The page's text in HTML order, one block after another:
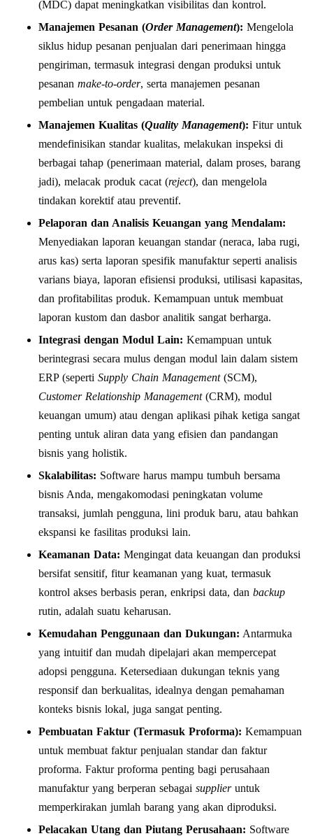
(MDC) dapat meningkatkan visibilitas dan kontrol.
Manajemen Pesanan (Order Management): Mengelola
siklus hidup pesanan penjualan dari penerimaan hingga
pengiriman, termasuk integrasi dengan produksi untuk
pesanan make-to-order, serta manajemen pesanan
pembelian untuk pengadaan material.
Manajemen Kualitas (Quality Management): Fitur untuk
mendefinisikan standar kualitas, melakukan inspeksi di
berbagai tahap (penerimaan material, dalam proses, barang
jadi), melacak produk cacat (reject), dan mengelola
tindakan korektif atau preventif.
Pelaporan dan Analisis Keuangan yang Mendalam:
Menyediakan laporan keuangan standar (neraca, laba rugi,
arus kas) serta laporan spesifik manufaktur seperti analisis
varians biaya, laporan efisiensi produksi, utilisasi kapasitas,
dan profitabilitas produk. Kemampuan untuk membuat
laporan kustom dan dasbor analitik sangat berharga.
Integrasi dengan Modul Lain: Kemampuan untuk
berintegrasi secara mulus dengan modul lain dalam sistem
ERP (seperti Supply Chain Management(SCM),
Customer Relationship Management(CRM), modul
keuangan umum) atau dengan aplikasi pihak ketiga sangat
penting untuk aliran data yang efisien dan pandangan
bisnis yang holistik.
Skalabilitas: Software harus mampu tumbuh bersama
bisnis Anda, mengakomodasi peningkatan volume
transaksi, jumlah pengguna, lini produk baru, atau bahkan
ekspansi ke fasilitas produksi lain.
Keamanan Data: Mengingat data keuangan dan produksi
bersifat sensitif, fitur keamanan yang kuat, termasuk
kontrol akses berbasis peran, enkripsi data, dan backup
rutin, adalah suatu keharusan.
Kemudahan Penggunaan dan Dukungan: Antarmuka
yang intuitif dan mudah dipelajari akan mempercepat
adopsi pengguna. Ketersediaan dukungan teknis yang
responsif dan berkualitas, idealnya dengan pemahaman
konteks bisnis lokal, juga sangat penting.
Pembuatan Faktur (Termasuk Proforma): Kemampuan
untuk membuat faktur penjualan standar dan faktur
proforma. Faktur proforma penting bagi perusahaan
manufaktur yang berperan sebagai supplieruntuk
memperkirakan jumlah barang yang akan diproduksi.
Pelacakan Utang dan Piutang Perusahaan: Software